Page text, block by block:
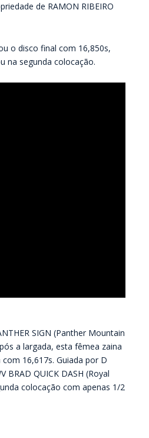
de RAMON RIBEIRO
o disco final com 16,850s,
na segunda colocação.
SIGN (Panther Mountain
a largada, esta fêmea zaina
16,617s. Guiada por D
BRAD QUICK DASH (Royal
colocação com apenas 1/2